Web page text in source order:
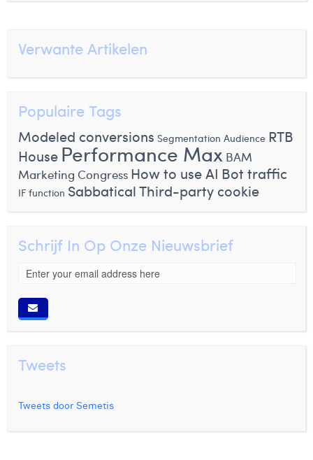
Verwante Artikelen
Populaire Tags
Modeled conversions Segmentation Audience RTB
House Performance Max BAM
Marketing Congress How to use AI Bot traffic
IF function SabbaticalThird-party cookie
Schrijf In Op Onze Nieuwsbrief
Tweets
Tweets door Semetis